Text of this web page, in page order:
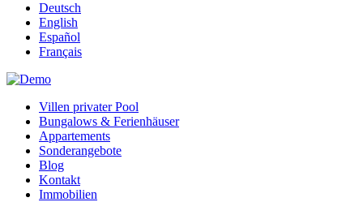
Deutsch
English
Español
Français
Villen privater Pool
Bungalows & Ferienhäuser
Appartements
Sonderangebote
Blog
Kontakt
Immobilien